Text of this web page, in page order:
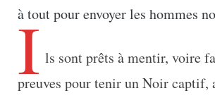
à tout pour envoyer les hommes
I ls sont prêts à mentir, voire
preuves pour tenir un Noir captif,